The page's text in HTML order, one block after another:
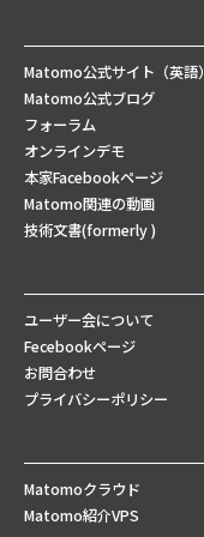
Matomo公式サイト（英語）
Matomo公式ブログ
フォーラム
オンラインデモ
本家Facebookページ
Matomo関連の動画
技術文書(formerly )
ユーザー会について
Fecebookページ
お問合わせ
プライバシーポリシー
Matomoクラウド
Matomo紹介VPS